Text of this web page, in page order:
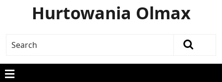
Hurtowania Olmax